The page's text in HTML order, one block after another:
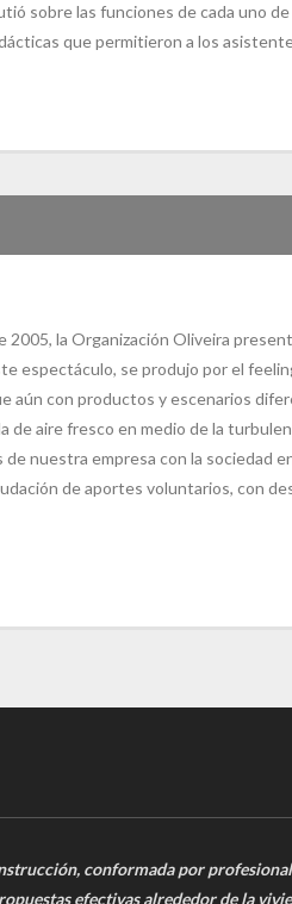
sobre las funciones de cada uno
que permitieron a los
la Organización Oliveira
espectáculo, se produjo por el
aún con productos y escenarios
aire fresco en medio de la
nuestra empresa con la sociedad
de aportes voluntarios, con
conformada por
efectivas alrededor de la